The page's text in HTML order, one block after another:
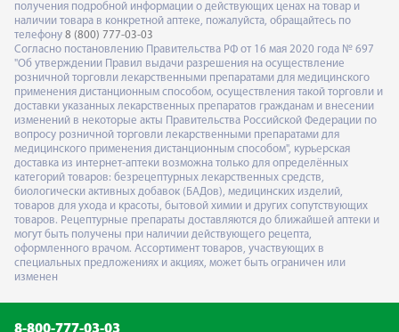
получения подробной информации о действующих ценах на товар и
наличии товара в конкретной аптеке, пожалуйста, обращайтесь по
телефону 8 (800) 777-03-03
Согласно постановлению Правительства РФ от 16 мая 2020 года № 697
"Об утверждении Правил выдачи разрешения на осуществление
розничной торговли лекарственными препаратами для медицинского
применения дистанционным способом, осуществления такой торговли и
доставки указанных лекарственных препаратов гражданам и внесении
изменений в некоторые акты Правительства Российской Федерации по
вопросу розничной торговли лекарственными препаратами для
медицинского применения дистанционным способом", курьерская
доставка из интернет-аптеки возможна только для определённых
категорий товаров: безрецептурных лекарственных средств,
биологически активных добавок (БАДов), медицинских изделий,
товаров для ухода и красоты, бытовой химии и других сопутствующих
товаров. Рецептурные препараты доставляются до ближайшей аптеки и
могут быть получены при наличии действующего рецепта,
оформленного врачом. Ассортимент товаров, участвующих в
специальных предложениях и акциях, может быть ограничен или
изменен